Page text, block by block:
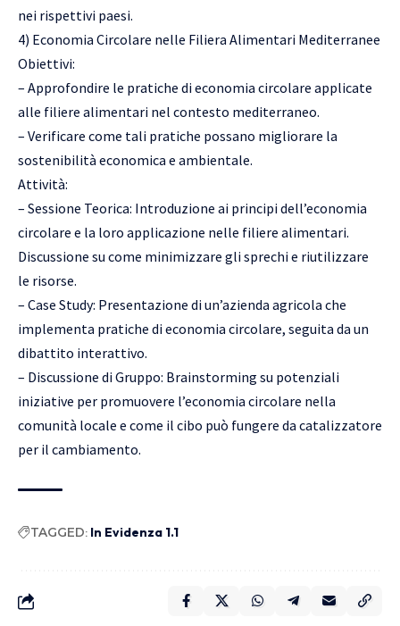
nei rispettivi paesi.
4) Economia Circolare nelle Filiera Alimentari Mediterranee
Obiettivi:
– Approfondire le pratiche di economia circolare applicate
alle filiere alimentari nel contesto mediterraneo.
– Verificare come tali pratiche possano migliorare la
sostenibilità economica e ambientale.
Attività:
– Sessione Teorica: Introduzione ai principi dell’economia
circolare e la loro applicazione nelle filiere alimentari.
Discussione su come minimizzare gli sprechi e riutilizzare
le risorse.
– Case Study: Presentazione di un’azienda agricola che
implementa pratiche di economia circolare, seguita da un
dibattito interattivo.
– Discussione di Gruppo: Brainstorming su potenziali
iniziative per promuovere l’economia circolare nella
comunità locale e come il cibo può fungere da catalizzatore
per il cambiamento.
TAGGED: In Evidenza 1.1